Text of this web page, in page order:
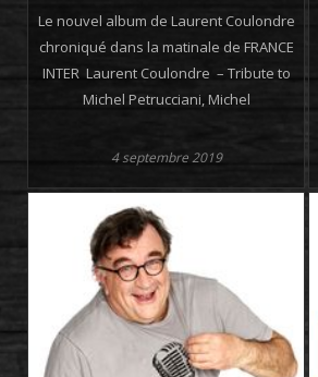
Le nouvel album de Laurent Coulondre
chroniqué dans la matinale de FRANCE
INTER Laurent Coulondre – Tribute to
Michel Petrucciani, Michel
4 septembre 2019